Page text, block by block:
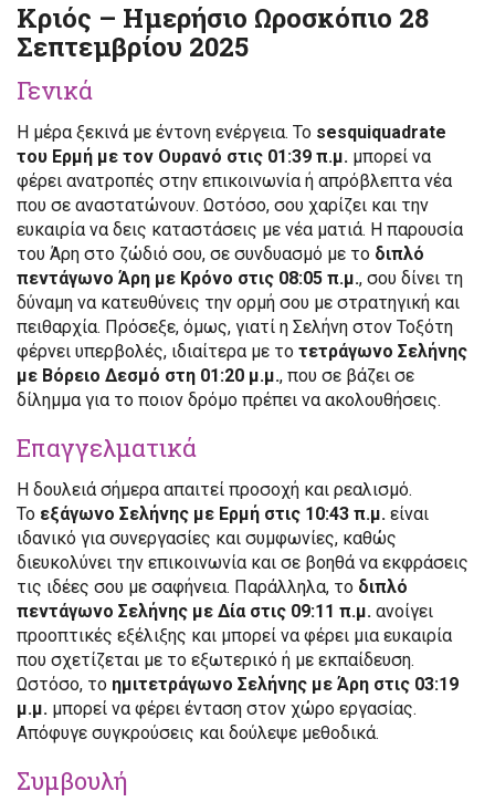
Κριός – Ημερήσιο Ωροσκόπιο 28
Σεπτεμβρίου 2025
Γενικά
Η μέρα ξεκινά με έντονη ενέργεια. Το sesquiquadrate
του Ερμή με τον Ουρανό στις 01:39 π.μ. μπορεί να
φέρει ανατροπές στην επικοινωνία ή απρόβλεπτα νέα
που σε αναστατώνουν. Ωστόσο, σου χαρίζει και την
ευκαιρία να δεις καταστάσεις με νέα ματιά. Η παρουσία
του Άρη στο ζώδιό σου, σε συνδυασμό με το διπλό
πεντάγωνο Άρη με Κρόνο στις 08:05 π.μ., σου δίνει τη
δύναμη να κατευθύνεις την ορμή σου με στρατηγική και
πειθαρχία. Πρόσεξε, όμως, γιατί η Σελήνη στον Τοξότη
φέρνει υπερβολές, ιδιαίτερα με το τετράγωνο Σελήνης
με Βόρειο Δεσμό στη 01:20 μ.μ., που σε βάζει σε
δίλημμα για το ποιον δρόμο πρέπει να ακολουθήσεις.
Επαγγελματικά
Η δουλειά σήμερα απαιτεί προσοχή και ρεαλισμό.
Το εξάγωνο Σελήνης με Ερμή στις 10:43 π.μ. είναι
ιδανικό για συνεργασίες και συμφωνίες, καθώς
διευκολύνει την επικοινωνία και σε βοηθά να εκφράσεις
τις ιδέες σου με σαφήνεια. Παράλληλα, το διπλό
πεντάγωνο Σελήνης με Δία στις 09:11 π.μ. ανοίγει
προοπτικές εξέλιξης και μπορεί να φέρει μια ευκαιρία
που σχετίζεται με το εξωτερικό ή με εκπαίδευση.
Ωστόσο, το ημιτετράγωνο Σελήνης με Άρη στις 03:19
μ.μ. μπορεί να φέρει ένταση στον χώρο εργασίας.
Απόφυγε συγκρούσεις και δούλεψε μεθοδικά.
Συμβουλή